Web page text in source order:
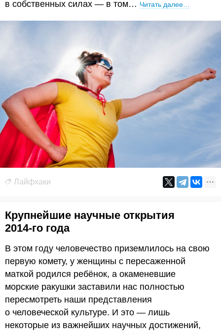
в собственных силах — в том… Читать далее…
Лайфхаки
Крупнейшие научные открытия
2014-го года
В этом году человечество приземлилось на свою
первую комету, у женщины с пересаженной
маткой родился ребёнок, а окаменевшие
морские ракушки заставили нас полностью
пересмотреть наши представления
о человеческой культуре. И это — лишь
некоторые из важнейших научных достижений,